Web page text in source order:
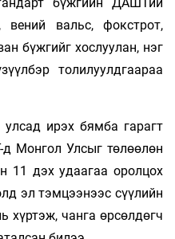
бүжгийн ДАШТий
вений вальс, фокстрот,
бүжгийг хослуулан, нэг
толилуулдгаараа
ирэх бямба гарагт
Монгол Улсыг төлөөлөн
11 дэх удаагаа оролцох
эл тэмцээнээс сүүлийн
хүртэж, чанга өрсөлдөгч